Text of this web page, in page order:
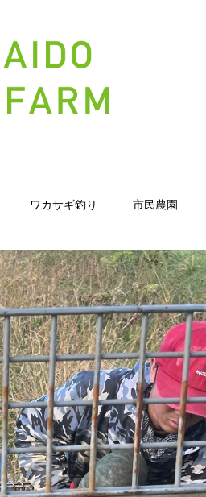
ワカサギ釣り 市民農園